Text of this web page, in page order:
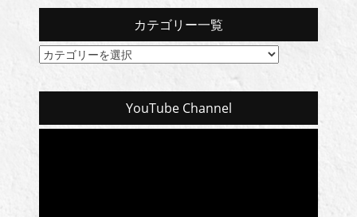
カテゴリー一覧
カ
YouTube Channel